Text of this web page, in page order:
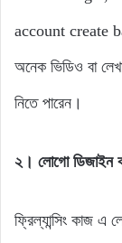
account create
অনেক ভিডিও বা
নিতে পারেন।
২। লোগো ডিজাইন
ফ্রিল্যান্সিং কাজ এ